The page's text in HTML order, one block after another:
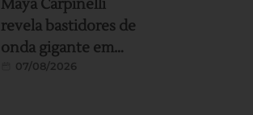
Maya Carpinelli
revela bastidores de
onda gigante em
Teahupoo:
07/08/2026